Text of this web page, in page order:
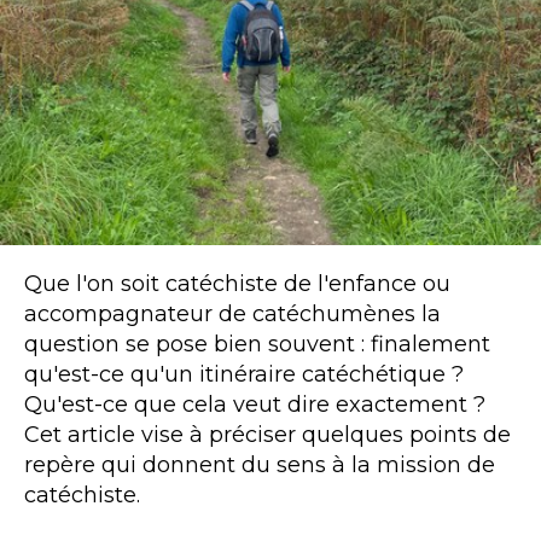
Que l'on soit catéchiste de l'enfance ou
accompagnateur de catéchumènes la
question se pose bien souvent : finalement
qu'est-ce qu'un itinéraire catéchétique ?
Qu'est-ce que cela veut dire exactement ?
Cet article vise à préciser quelques points de
repère qui donnent du sens à la mission de
catéchiste.